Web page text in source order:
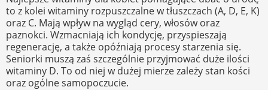
to z kolei witaminy rozpuszczalne w tłuszczach (A, D, E, K)
oraz C. Mają wpływ na wygląd cery, włosów oraz
paznokci. Wzmacniają ich kondycję, przyspieszają
regenerację, a także opóźniają procesy starzenia się.
Seniorki muszą zaś szczególnie przyjmować duże ilości
witaminy D. To od niej w dużej mierze zależy stan kości
oraz ogólne samopoczucie.